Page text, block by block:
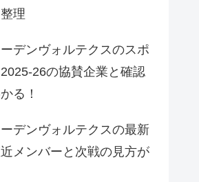
理
デンヴォルテクスのスポ
26の協賛企業と確認
る！
デンヴォルテクスの最新
メンバーと次戦の見方が